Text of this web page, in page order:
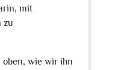
mit
zu
wie wir ihn